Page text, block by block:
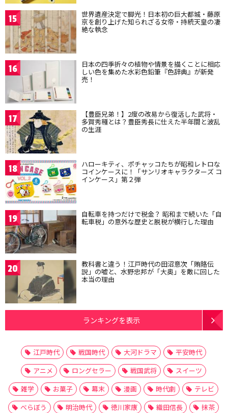
15 世界遺産決定で脚光！日本初の巨大都城・藤原
京を創り上げた知られざる女帝・持統天皇の凄
絶な執念
16 日本の四季折々の植物や情景を描くことに相応
しい色を集めた水彩色鉛筆『色辞典』が新発
売！
17 【豊臣兄弟！】2度の改易から復活した武将・
多賀秀種とは？豊臣秀長に仕えた半年間と波乱
の生涯
18 ハローキティ、ポチャッコたちが昭和レトロな
コインケースに！「サンリオキャラクターズ コ
インケース」第２弾
19 自転車を持つだけで税金？ 昭和まで続いた「自
転車税」の意外な歴史と脱税が横行した理由
20 教科書と違う！江戸時代の田沼意次「賄賂伝
説」の嘘と、水野忠邦が「大奥」を敵に回した
本当の理由
ランキングを表示
江戸時代 戦国時代 大河ドラマ
平安時代
アニメ
ロングセラー 戦国武将
スイーツ
雑学
お菓子 幕末 漫画 時代劇
テレビ
べらぼう
明治時代 徳川家康 織田信長
抹茶